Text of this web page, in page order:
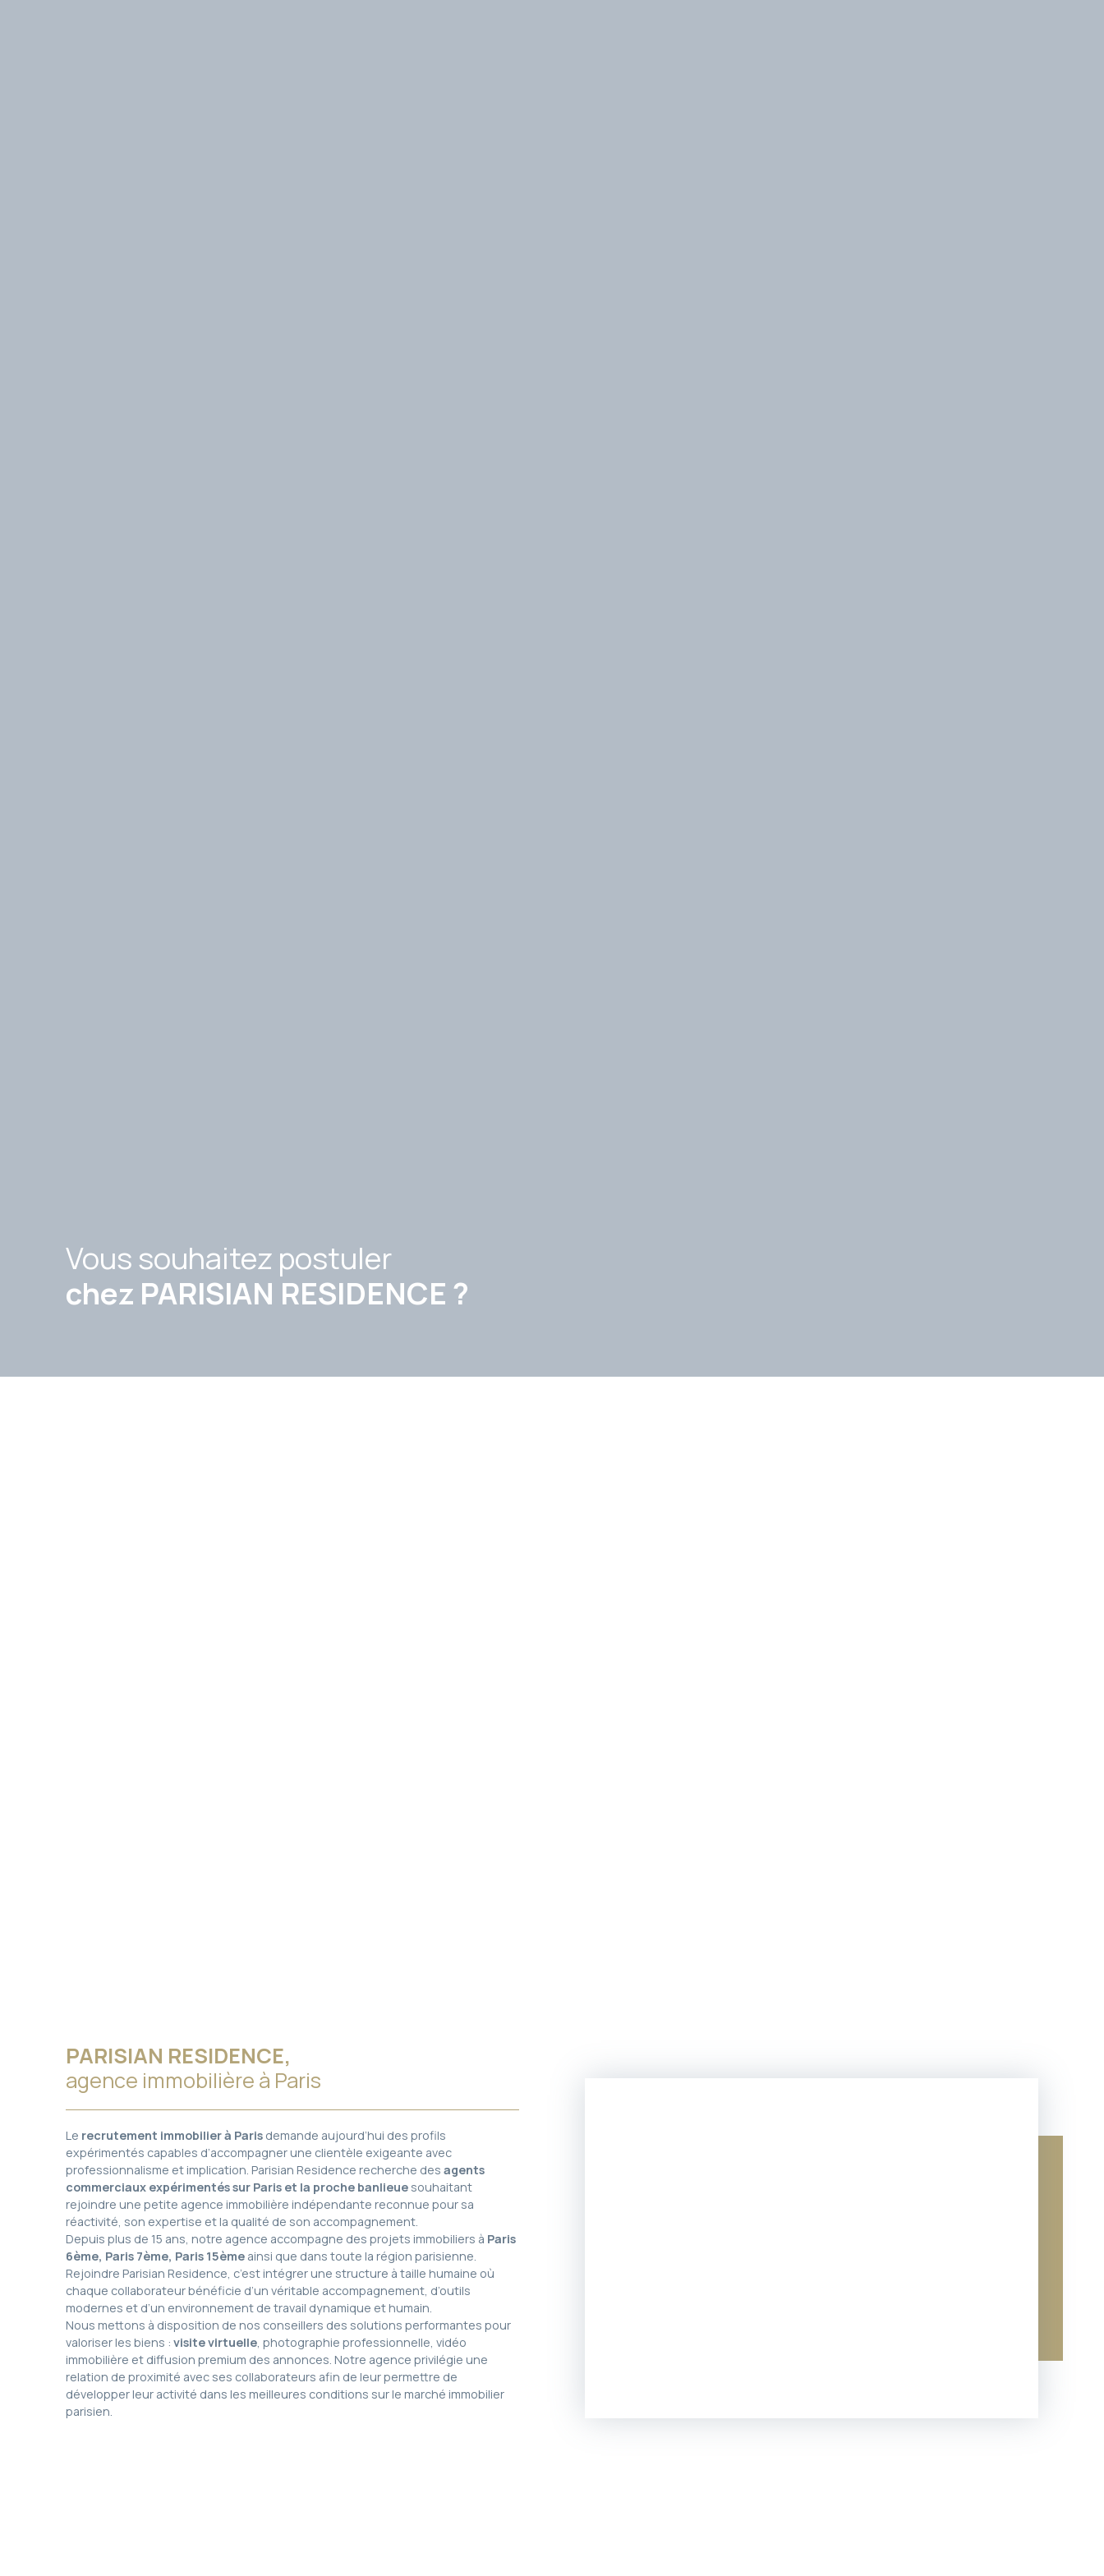
Vous souhaitez postuler
chez PARISIAN RESIDENCE ?
PARISIAN RESIDENCE,
agence immobilière à Paris
Le recrutement immobilier à Paris demande aujourd’hui des profils
expérimentés capables d’accompagner une clientèle exigeante avec
professionnalisme et implication. Parisian Residence recherche des agents
commerciaux expérimentés sur Paris et la proche banlieue souhaitant
rejoindre une petite agence immobilière indépendante reconnue pour sa
réactivité, son expertise et la qualité de son accompagnement.
Depuis plus de 15 ans, notre agence accompagne des projets immobiliers à Paris
6ème, Paris 7ème, Paris 15ème ainsi que dans toute la région parisienne.
Rejoindre Parisian Residence, c’est intégrer une structure à taille humaine où
chaque collaborateur bénéficie d’un véritable accompagnement, d’outils
modernes et d’un environnement de travail dynamique et humain.
Nous mettons à disposition de nos conseillers des solutions performantes pour
valoriser les biens : visite virtuelle, photographie professionnelle, vidéo
immobilière et diffusion premium des annonces. Notre agence privilégie une
relation de proximité avec ses collaborateurs afin de leur permettre de
développer leur activité dans les meilleures conditions sur le marché immobilier
parisien.